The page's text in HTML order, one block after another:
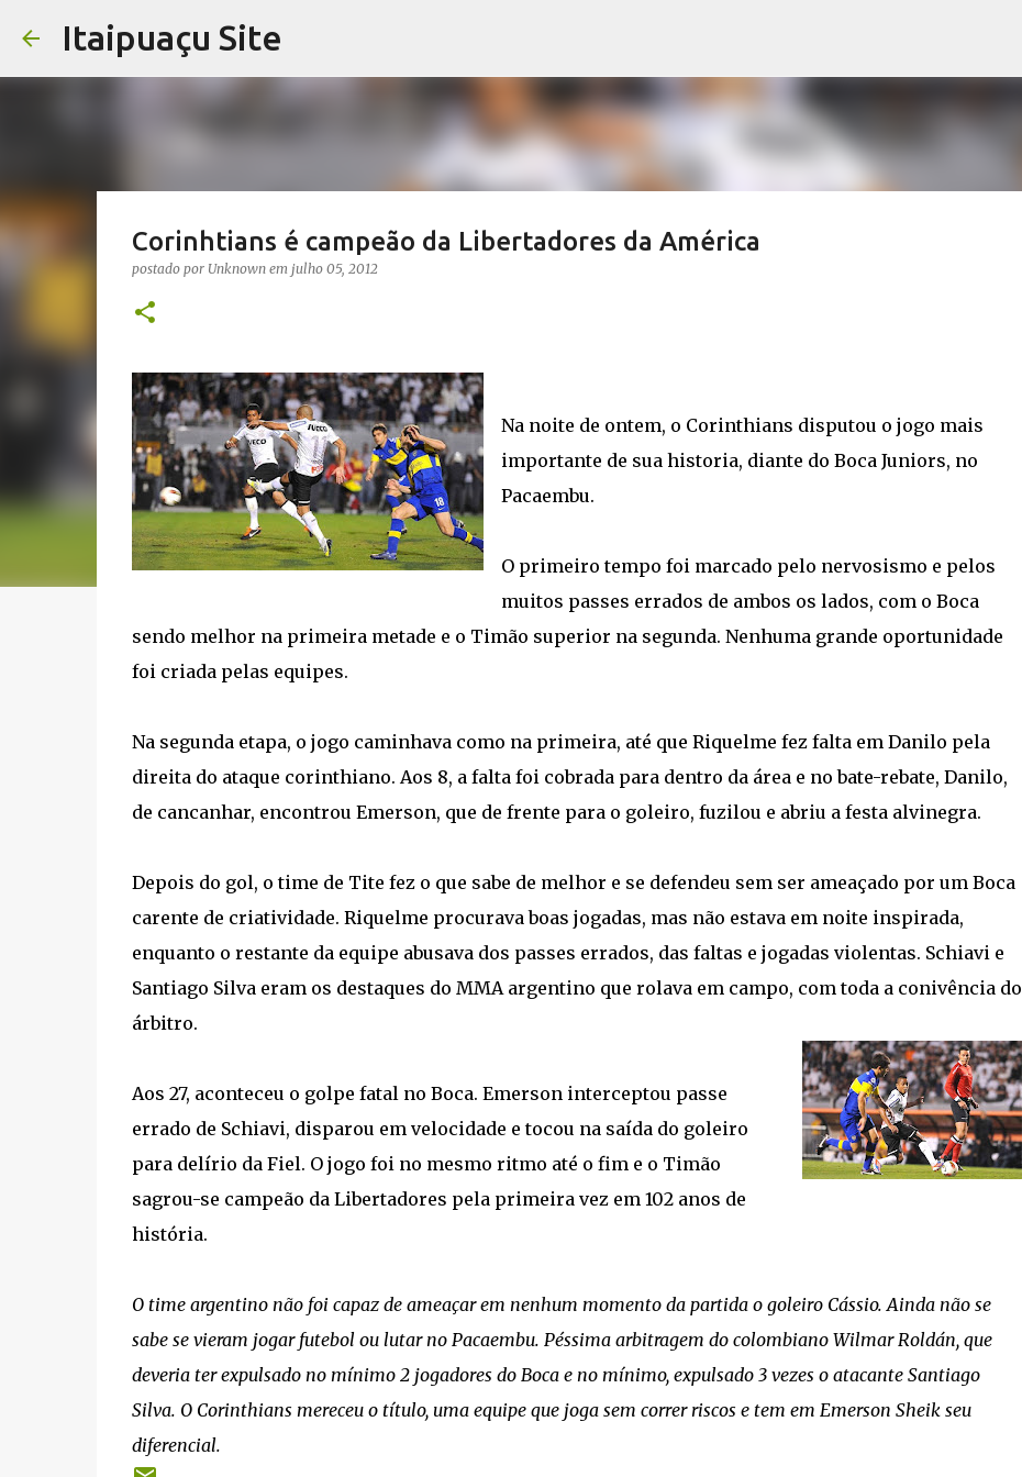
Itaipuaçu Site
Corinhtians é campeão da Libertadores da América
postado por Unknown em julho 05, 2012
Na noite de ontem, o Corinthians disputou o jogo mais
importante de sua historia, diante do Boca Juniors, no
Pacaembu.
O primeiro tempo foi marcado pelo nervosismo e pelos
muitos passes errados de ambos os lados, com o Boca
sendo melhor na primeira metade e o Timão superior na segunda. Nenhuma grande oportunidade
foi criada pelas equipes.
Na segunda etapa, o jogo caminhava como na primeira, até que Riquelme fez falta em Danilo pela
direita do ataque corinthiano. Aos 8, a falta foi cobrada para dentro da área e no bate-rebate, Danilo,
de cancanhar, encontrou Emerson, que de frente para o goleiro, fuzilou e abriu a festa alvinegra.
Depois do gol, o time de Tite fez o que sabe de melhor e se defendeu sem ser ameaçado por um Boca
carente de criatividade. Riquelme procurava boas jogadas, mas não estava em noite inspirada,
enquanto o restante da equipe abusava dos passes errados, das faltas e jogadas violentas. Schiavi e
Santiago Silva eram os destaques do MMA argentino que rolava em campo, com toda a conivência do
árbitro.
Aos 27, aconteceu o golpe fatal no Boca. Emerson interceptou passe
errado de Schiavi, disparou em velocidade e tocou na saída do goleiro
para delírio da Fiel. O jogo foi no mesmo ritmo até o fim e o Timão
sagrou-se campeão da Libertadores pela primeira vez em 102 anos de
história.
O time argentino não foi capaz de ameaçar em nenhum momento da partida o goleiro Cássio. Ainda não se
sabe se vieram jogar futebol ou lutar no Pacaembu. Péssima arbitragem do colombiano Wilmar Roldán, que
deveria ter expulsado no mínimo 2 jogadores do Boca e no mínimo, expulsado 3 vezes o atacante Santiago
Silva. O Corinthians mereceu o título, uma equipe que joga sem correr riscos e tem em Emerson Sheik seu
diferencial.